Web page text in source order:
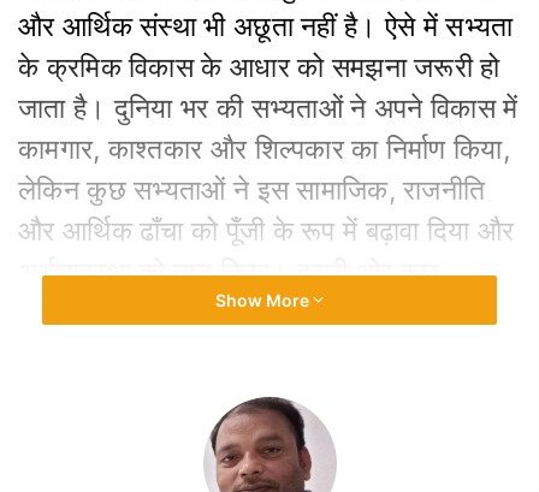
और आर्थिक संस्था भी अछूता नहीं है। ऐसे में सभ्यता
के क्रमिक विकास के आधार को समझना जरूरी हो
जाता है। दुनिया भर की सभ्यताओं ने अपने विकास में
कामगार, काश्तकार और शिल्पकार का निर्माण किया,
लेकिन कुछ सभ्यताओं ने इस सामाजिक, राजनीति
और आर्थिक ढाँचा को पूँजी के रूप में बढ़ावा दिया और
अर्थव्यवस्था को नष्ट किया। दूसरी ओर कुछ
सभ्यताओं में धार्मिक आडम्बर को प्राथमिकता दी और
बाँधने का काम किया है। परिणामस्वरूप पूँजी के बढ़ते
प्रभाव से कल-कारखाना बढ़ा है तो आधुनिक विकास
ने पर्यावरणीय समस्या को बढ़ाया, वहीं हवा-मिट्टी
Show More